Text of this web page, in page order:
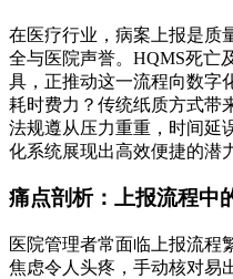
在医疗行业，病案上报是质
全与医院声誉。HQMS死亡
具，正推动这一流程向数字
耗时费力？传统纸质方式带
法规遵从压力重重，时间延
化系统展现出高效便捷的潜
痛点剖析：上报流程中
医院管理者常面临上报流程
焦虑令人头疼，手动核对易